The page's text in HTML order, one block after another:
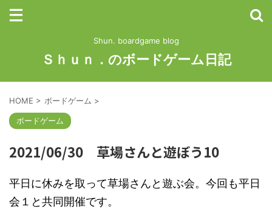
Shun. boardgame blog
Ｓｈｕｎ．のボードゲーム日記
HOME > ボードゲーム >
ボードゲーム
2021/06/30 草場さんと遊ぼう10
平日に休みを取って草場さんと遊ぶ会。今回も平日
会１と共同開催です。